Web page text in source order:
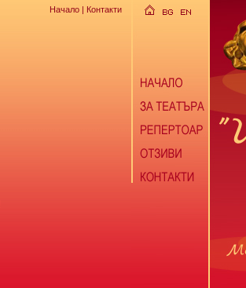
Начало | Контакти